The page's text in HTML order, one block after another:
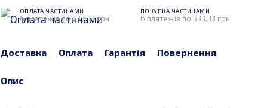
ОПЛАТА ЧАСТИНАМИ
6 платежів по 533.33 грн
ПОКУПКА ЧАСТИНАМИ
6 платежів по 533.33 грн
Доставка Оплата Гарантія Повернення
Опис